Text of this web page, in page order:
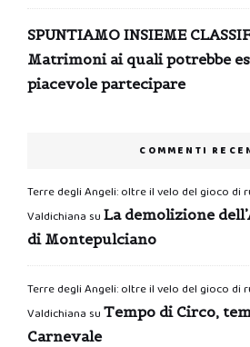
SPUNTIAMO INSIEME
Matrimoni ai quali potrebbe
piacevole partecipare
COMMENTI
Terre degli Angeli: oltre il velo del gioco di
Valdichiana su La demolizione
di Montepulciano
Terre degli Angeli: oltre il velo del gioco di
Valdichiana su Tempo di Circo,
Carnevale